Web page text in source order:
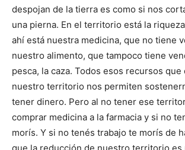
despojan de la tierra es como si nos
una pierna. En el territorio está la
ahí está nuestra medicina, que no tiene
nuestro alimento, que tampoco tiene
pesca, la caza. Todos esos recursos que
nuestro territorio nos permiten
tener dinero. Pero al no tener ese
comprar medicina a la farmacia y si no
morís. Y si no tenés trabajo te morís de